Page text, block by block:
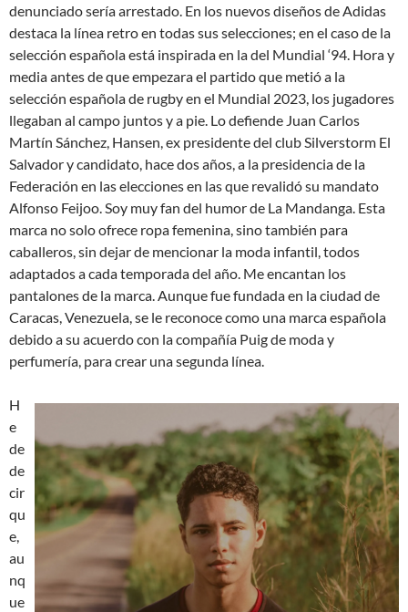
denunciado sería arrestado. En los nuevos diseños de Adidas
destaca la línea retro en todas sus selecciones; en el caso de la
selección española está inspirada en la del Mundial ‘94. Hora y
media antes de que empezara el partido que metió a la
selección española de rugby en el Mundial 2023, los jugadores
llegaban al campo juntos y a pie. Lo defiende Juan Carlos
Martín Sánchez, Hansen, ex presidente del club Silverstorm El
Salvador y candidato, hace dos años, a la presidencia de la
Federación en las elecciones en las que revalidó su mandato
Alfonso Feijoo. Soy muy fan del humor de La Mandanga. Esta
marca no solo ofrece ropa femenina, sino también para
caballeros, sin dejar de mencionar la moda infantil, todos
adaptados a cada temporada del año. Me encantan los
pantalones de la marca. Aunque fue fundada en la ciudad de
Caracas, Venezuela, se le reconoce como una marca española
debido a su acuerdo con la compañía Puig de moda y
perfumería, para crear una segunda línea.
H
e
de
de
cir
qu
e,
au
nq
ue